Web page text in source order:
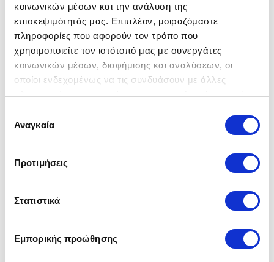
κοινωνικών μέσων και την ανάλυση της
επισκεψιμότητάς μας. Επιπλέον, μοιραζόμαστε
πληροφορίες που αφορούν τον τρόπο που
χρησιμοποιείτε τον ιστότοπό μας με συνεργάτες
κοινωνικών μέσων, διαφήμισης και αναλύσεων, οι
οποίοι ενδεχομένως να τις συνδυάσουν με άλλες
πληροφορίες που τους έχετε παραχωρήσει ή τις οποίες
των υπηρεσιών τους.
συγκατάθεσης
Αναγκαία
Προτιμήσεις
Στατιστικά
Εμπορικής προώθησης
Axel
199,00 €